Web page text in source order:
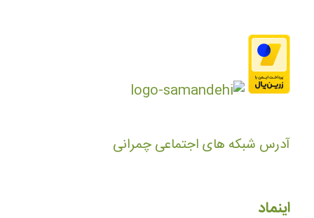
آدرس شبکه های اجتماعی چمرانی
اینماد